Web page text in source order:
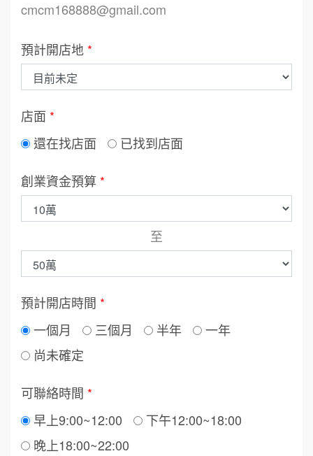
cmcm168888@gmail.com
預計開店地 *
店面 *
還在找店面
已找到店面
創業資金預算 *
至
預計開店時間 *
一個月
三個月 半年
一年
尚未確定
可聯絡時間 *
早上9:00~12:00
下午12:00~18:00
晚上18:00~22:00